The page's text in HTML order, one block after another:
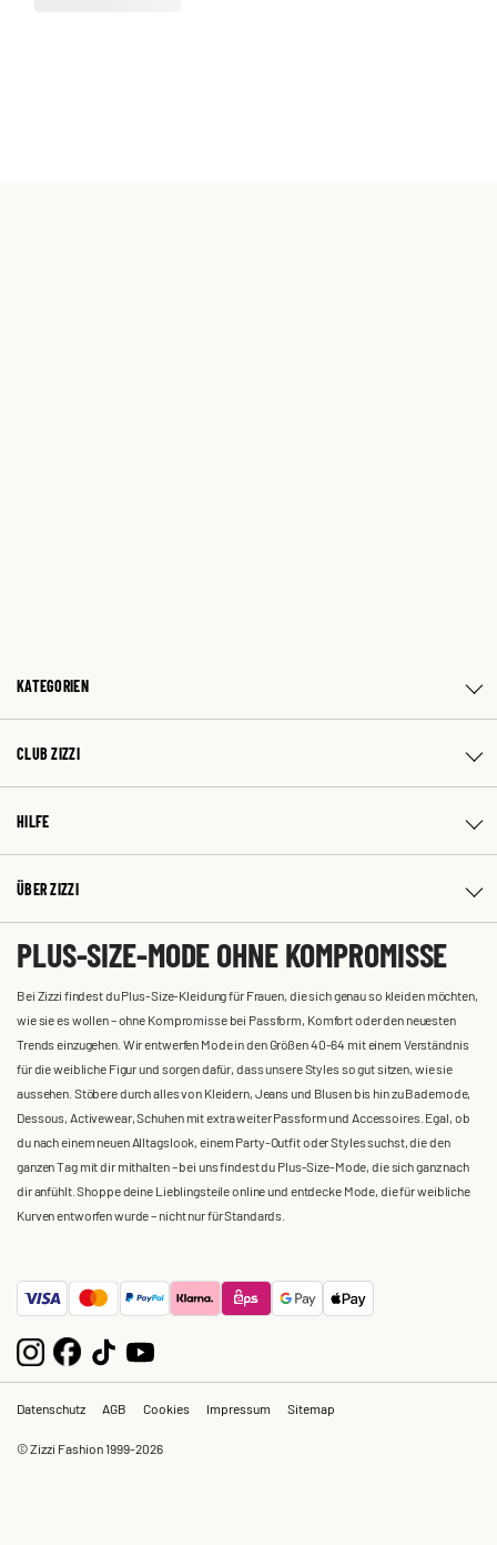
KATEGORIEN
CLUB ZIZZI
HILFE
ÜBER ZIZZI
PLUS-SIZE-MODE OHNE KOMPROMISSE
Bei Zizzi findest du Plus-Size-Kleidung für Frauen, die sich genau so kleiden möchten,
wie sie es wollen – ohne Kompromisse bei Passform, Komfort oder den neuesten
Trends einzugehen. Wir entwerfen Mode in den Größen 40-64 mit einem Verständnis
für die weibliche Figur und sorgen dafür, dass unsere Styles so gut sitzen, wie sie
aussehen. Stöbere durch alles von Kleidern, Jeans und Blusen bis hin zu Bademode,
Dessous, Activewear, Schuhen mit extra weiter Passform und Accessoires. Egal, ob
du nach einem neuen Alltagslook, einem Party-Outfit oder Styles suchst, die den
ganzen Tag mit dir mithalten – bei uns findest du Plus-Size-Mode, die sich ganz nach
dir anfühlt. Shoppe deine Lieblingsteile online und entdecke Mode, die für weibliche
Kurven entworfen wurde – nicht nur für Standards.
Datenschutz AGB Cookies Impressum Sitemap
© Zizzi Fashion 1999-2026